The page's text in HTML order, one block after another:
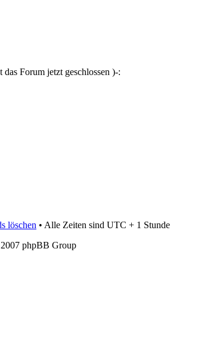
Forum jetzt geschlossen )-:
löschen • Alle Zeiten sind UTC + 1 Stunde
phpBB Group